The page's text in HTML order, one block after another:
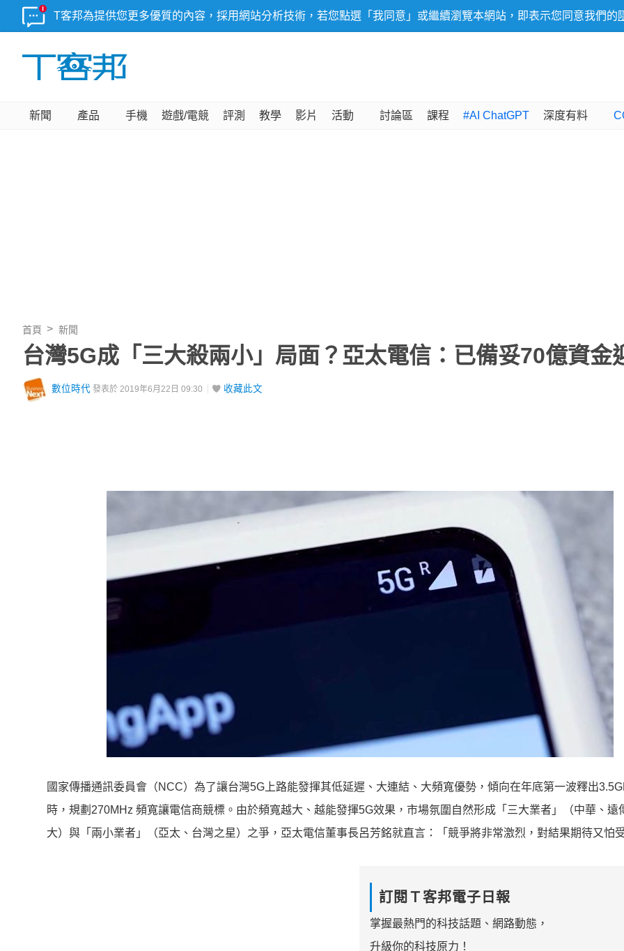
T客邦為提供您更多優質的內容，採用網站分析技術，若您點選「我同意」或繼續瀏覽本網站，即表示您同意我們的
新聞 產品 手機 遊戲/電競 評測 教學 影片 活動 討論區 課程 #AI ChatGPT 深度有料
首頁 新聞
台灣5G成「三大殺兩小」局面？亞太電信：已備妥70億資金
數位時代 發表於 2019年6月22日 09:30 收藏此文
國家傳播通訊委員會（NCC）為了讓台灣5G上路能發揮其低延遲、大連結、大頻寬優勢，傾向在年底第一波釋出
時，規劃270MHz 頻寬讓電信商競標。由於頻寬越大、越能發揮5G效果，市場氛圍自然形成「三大業者」（中華、遠
大）與「兩小業者」（亞太、台灣之星）之爭，亞太電信董事長呂芳銘就直言：「競爭將非常激烈，對結果期待又怕受
訂閱Ｔ客邦電子日報
掌握最熱門的科技話題、網路動態，
升級你的科技原力！